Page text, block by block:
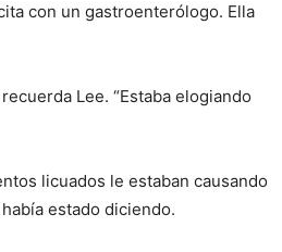
con un gastroenterólogo. Ella
Lee. “Estaba elogiando
licuados le estaban causando
estado diciendo.